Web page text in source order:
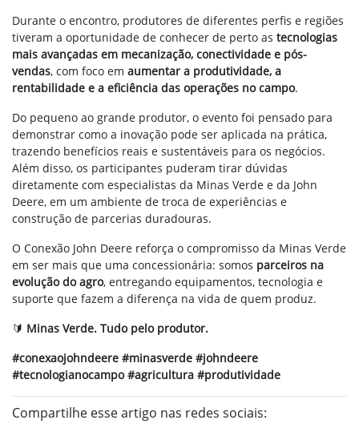
Durante o encontro, produtores de diferentes perfis e regiões
tiveram a oportunidade de conhecer de perto as tecnologias
mais avançadas em mecanização, conectividade e pós-
vendas, com foco em aumentar a produtividade, a
rentabilidade e a eficiência das operações no campo.
Do pequeno ao grande produtor, o evento foi pensado para
demonstrar como a inovação pode ser aplicada na prática,
trazendo benefícios reais e sustentáveis para os negócios.
Além disso, os participantes puderam tirar dúvidas
diretamente com especialistas da Minas Verde e da John
Deere, em um ambiente de troca de experiências e
construção de parcerias duradouras.
O Conexão John Deere reforça o compromisso da Minas Verde
em ser mais que uma concessionária: somos parceiros na
evolução do agro, entregando equipamentos, tecnologia e
suporte que fazem a diferença na vida de quem produz.
🔰 Minas Verde. Tudo pelo produtor.
#conexaojohndeere #minasverde #johndeere
#tecnologianocampo #agricultura #produtividade
Compartilhe esse artigo nas redes sociais: